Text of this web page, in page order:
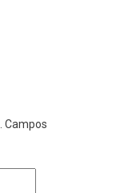
Campos